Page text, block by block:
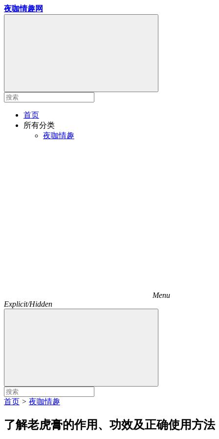
夜咖情趣网
首页
所有分类
夜咖情趣
Menu
Explicit/Hidden
首页 > 夜咖情趣
了解老虎膏的作用、功效及正确使用方法